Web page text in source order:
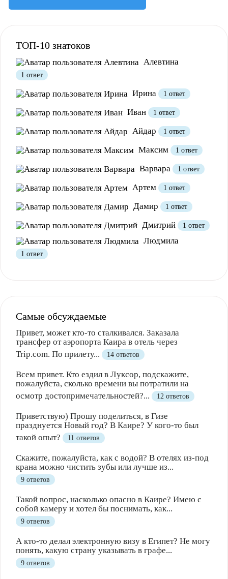
Полезно 12 Не очень 1
ТОП-10 знатоков
Алевтина
1 ответ
Ирина 1 ответ
Иван 1 ответ
Айдар 1 ответ
Максим 1 ответ
Варвара 1 ответ
Артем 1 ответ
Дамир 1 ответ
Дмитрий 1 ответ
Людмила
1 ответ
Самые обсуждаемые
Привет, может кто-то сталкивался. Заказала
трансфер от аэропорта Каира в отель через
Trip.com. По прилету...
14 ответов
Всем привет. Кто ездил в Луксор, подскажите,
пожалуйста, сколько времени вы потратили на
осмотр достопримечательностей?...
12 ответов
Приветствую) Прошу поделиться, в Гизе
празднуется Новый год? В Каире? У кого-то был
такой опыт?
11 ответов
Скажите, пожалуйста, как с водой? В отелях из-под
крана можно чистить зубы или лучше из...
9 ответов
Такой вопрос, насколько опасно в Каире? Имею с
собой камеру и хотел бы поснимать, как...
9 ответов
А кто-то делал электронную визу в Египет? Не могу
понять, какую страну указывать в графе...
9 ответов